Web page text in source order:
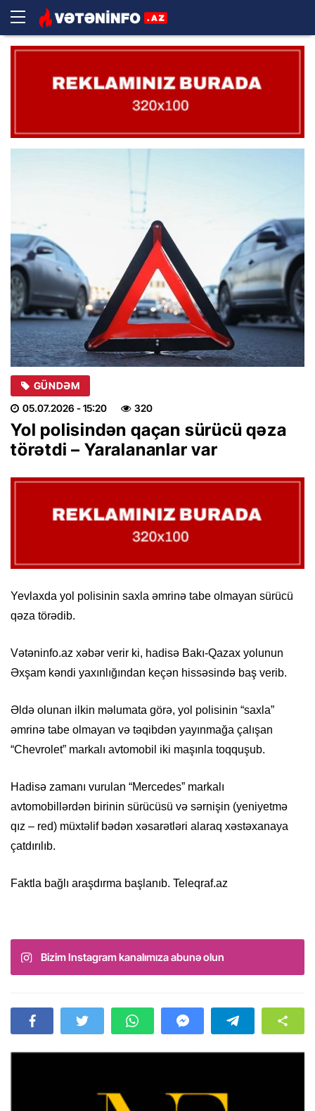
GÜNDƏM
05.07.2026 - 15:20 320
Yol polisindən qaçan sürücü qəza
törətdi – Yaralananlar var
Yevlaxda yol polisinin saxla əmrinə tabe olmayan sürücü
qəza törədib.
Vətəninfo.az xəbər verir ki, hadisə Bakı-Qazax yolunun
Əxşam kəndi yaxınlığından keçən hissəsində baş verib.
Əldə olunan ilkin məlumata görə, yol polisinin “saxla”
əmrinə tabe olmayan və təqibdən yayınmağa çalışan
“Chevrolet” markalı avtomobil iki maşınla toqquşub.
Hadisə zamanı vurulan “Mercedes” markalı
avtomobillərdən birinin sürücüsü və sərnişin (yeniyetmə
qız – red) müxtəlif bədən xəsarətləri alaraq xəstəxanaya
çatdırılıb.
Faktla bağlı araşdırma başlanıb. Teleqraf.az
Bizim Instagram kanalımıza abunə olun